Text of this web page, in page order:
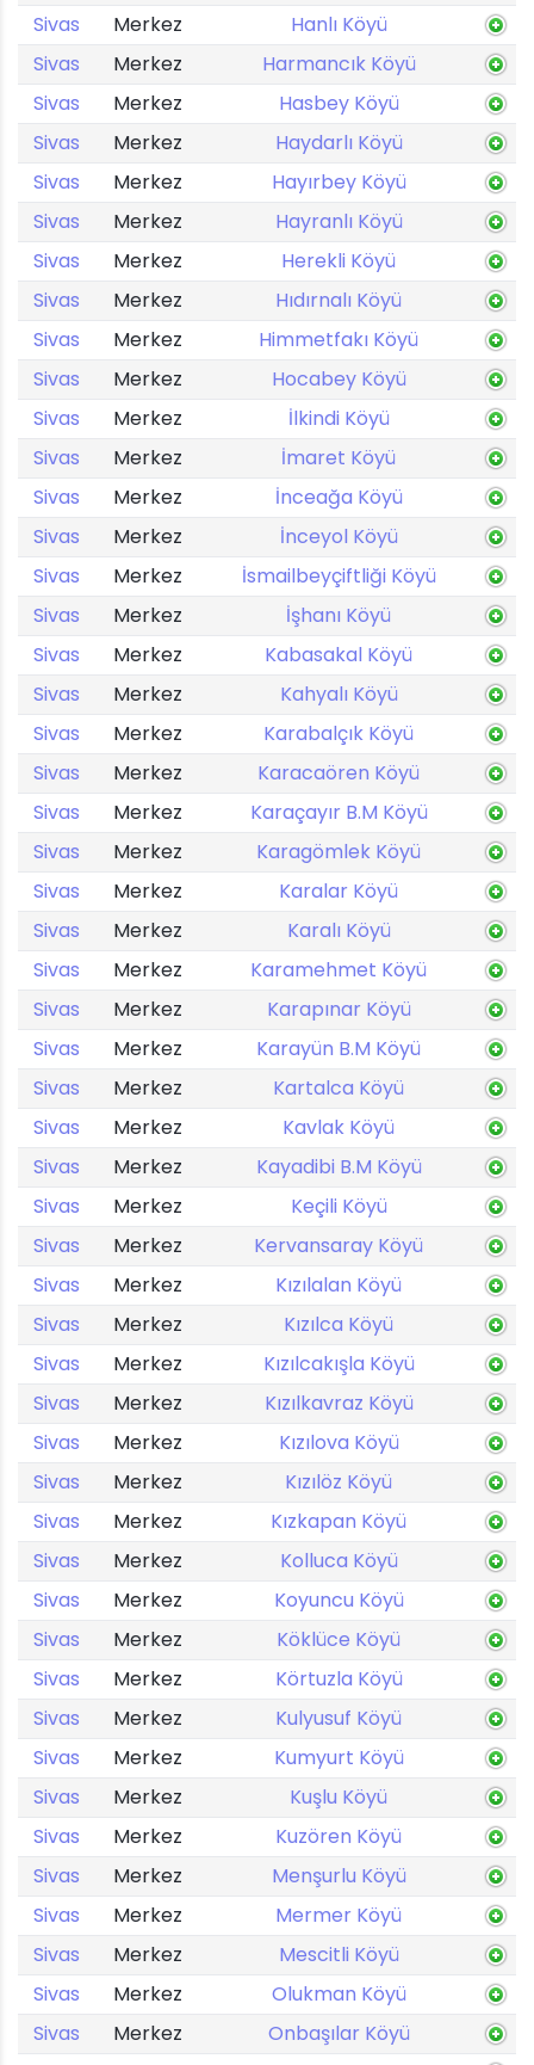
Sivas
Merkez
Hanlı Köyü
Sivas
Merkez
Harmancık Köyü
Sivas
Merkez
Hasbey Köyü
Sivas
Merkez
Haydarlı Köyü
Sivas
Merkez
Hayırbey Köyü
Sivas
Merkez
Hayranlı Köyü
Sivas
Merkez
Herekli Köyü
Sivas
Merkez
Hıdırnalı Köyü
Sivas
Merkez
Himmetfakı Köyü
Sivas
Merkez
Hocabey Köyü
Sivas
Merkez
İlkindi Köyü
Sivas
Merkez
İmaret Köyü
Sivas
Merkez
İnceağa Köyü
Sivas
Merkez
İnceyol Köyü
Sivas
Merkez
İsmailbeyçiftliği Köyü
Sivas
Merkez
İşhanı Köyü
Sivas
Merkez
Kabasakal Köyü
Sivas
Merkez
Kahyalı Köyü
Sivas
Merkez
Karabalçık Köyü
Sivas
Merkez
Karacaören Köyü
Sivas
Merkez
Karaçayır B.M Köyü
Sivas
Merkez
Karagömlek Köyü
Sivas
Merkez
Karalar Köyü
Sivas
Merkez
Karalı Köyü
Sivas
Merkez
Karamehmet Köyü
Sivas
Merkez
Karapınar Köyü
Sivas
Merkez
Karayün B.M Köyü
Sivas
Merkez
Kartalca Köyü
Sivas
Merkez
Kavlak Köyü
Sivas
Merkez
Kayadibi B.M Köyü
Sivas
Merkez
Keçili Köyü
Sivas
Merkez
Kervansaray Köyü
Sivas
Merkez
Kızılalan Köyü
Sivas
Merkez
Kızılca Köyü
Sivas
Merkez
Kızılcakışla Köyü
Sivas
Merkez
Kızılkavraz Köyü
Sivas
Merkez
Kızılova Köyü
Sivas
Merkez
Kızılöz Köyü
Sivas
Merkez
Kızkapan Köyü
Sivas
Merkez
Kolluca Köyü
Sivas
Merkez
Koyuncu Köyü
Sivas
Merkez
Köklüce Köyü
Sivas
Merkez
Körtuzla Köyü
Sivas
Merkez
Kulyusuf Köyü
Sivas
Merkez
Kumyurt Köyü
Sivas
Merkez
Kuşlu Köyü
Sivas
Merkez
Kuzören Köyü
Sivas
Merkez
Menşurlu Köyü
Sivas
Merkez
Mermer Köyü
Sivas
Merkez
Mescitli Köyü
Sivas
Merkez
Olukman Köyü
Sivas
Merkez
Onbaşılar Köyü